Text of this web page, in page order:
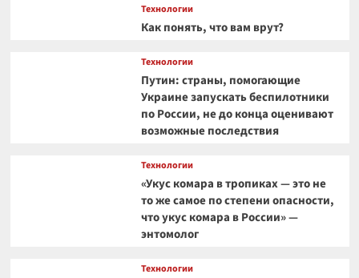
Технологии
Как понять, что вам врут?
Технологии
Путин: страны, помогающие
Украине запускать беспилотники
по России, не до конца оценивают
возможные последствия
Технологии
«Укус комара в тропиках — это не
то же самое по степени опасности,
что укус комара в России» —
энтомолог
Технологии